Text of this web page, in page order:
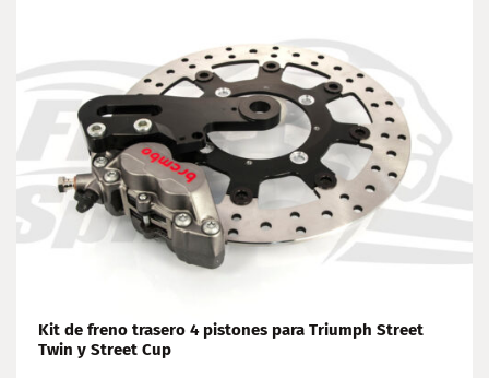
Kit de freno trasero 4 pistones para Triumph Street
Twin y Street Cup